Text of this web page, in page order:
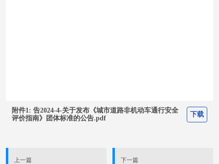
附件1: 告2024-4-关于发布《城市道路非机动车通行安全
评价指南》团体标准的公告.pdf
下载
上一篇 下一篇